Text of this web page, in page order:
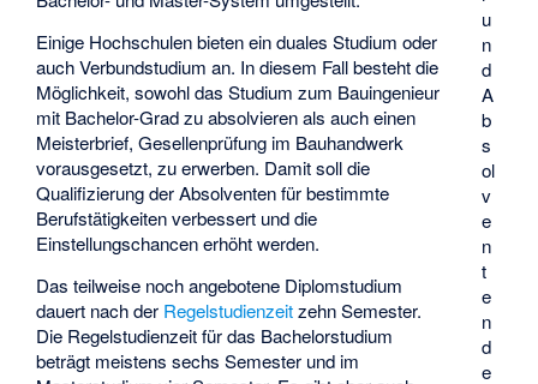
u
n
d
A
b
s
ol
v
e
n
t
e
n
d
e
Einige Hochschulen bieten ein duales Studium oder
auch Verbundstudium an. In diesem Fall besteht die
Möglichkeit, sowohl das Studium zum Bauingenieur
mit Bachelor-Grad zu absolvieren als auch einen
Meisterbrief, Gesellenprüfung im Bauhandwerk
vorausgesetzt, zu erwerben. Damit soll die
Qualifizierung der Absolventen für bestimmte
Berufstätigkeiten verbessert und die
Einstellungschancen erhöht werden.
Das teilweise noch angebotene Diplomstudium
dauert nach der Regelstudienzeitzehn Semester.
Die Regelstudienzeit für das Bachelorstudium
beträgt meistens sechs Semester und im